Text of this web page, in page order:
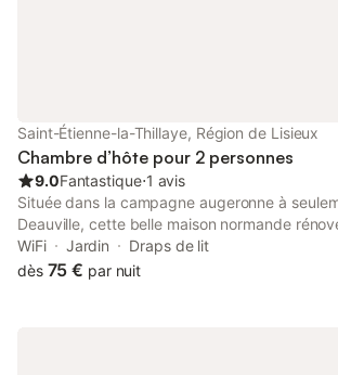
Saint-Étienne-la-Thillaye, Région de Lisieux
Chambre d’hôte pour 2 personnes
9.0Fantastique⋅1 avis
Située dans la campagne augeronne à
Deauville, cette belle maison normande
grand jardin arboré de 6000 m² vous assure
Si besoin, la cuisine des propriétaires est à
WiFi Jardin
Draps de lit
dès 75 € par nuit